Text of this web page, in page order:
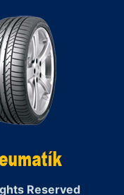
Reserved